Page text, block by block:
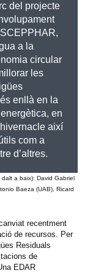
del projecte
a la
circular
les
enllà en la
en
així
com a
d’altres.
a baix): David Gabriel
Baeza (UAB), Ricard
recentment
de recursos. Per
Residuals
de
EDAR